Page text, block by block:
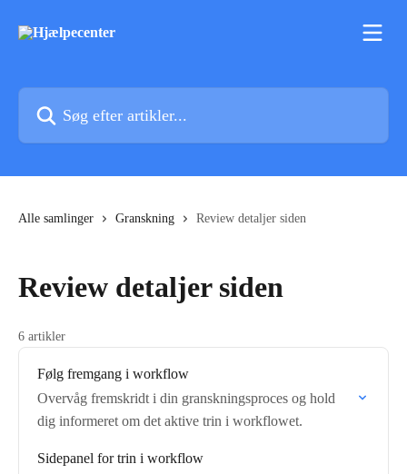
Alle samlinger Granskning Review detaljer siden
Review detaljer siden
6 artikler
Følg fremgang i workflow
Overvåg fremskridt i din granskningsproces og hold
dig informeret om det aktive trin i workflowet.
Sidepanel for trin i workflow